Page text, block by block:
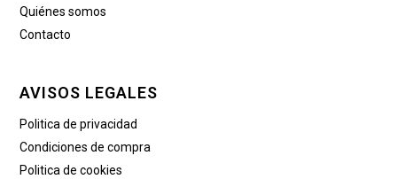
Quiénes somos
Contacto
AVISOS LEGALES
Politica de privacidad
Condiciones de compra
Politica de cookies